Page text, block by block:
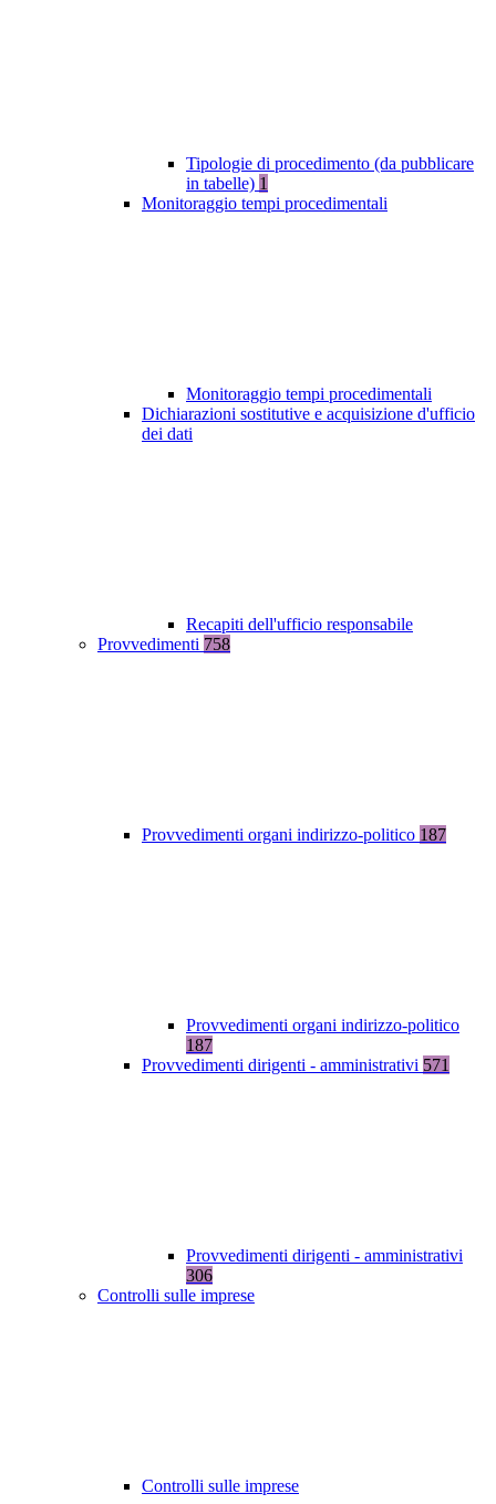
Tipologie di procedimento (da pubblicare
in tabelle) 1
Monitoraggio tempi procedimentali
Monitoraggio tempi procedimentali
Dichiarazioni sostitutive e acquisizione d'ufficio
dei dati
Recapiti dell'ufficio responsabile
Provvedimenti 758
Provvedimenti organi indirizzo-politico 187
Provvedimenti organi indirizzo-politico
187
Provvedimenti dirigenti - amministrativi 571
Provvedimenti dirigenti - amministrativi
306
Controlli sulle imprese
Controlli sulle imprese